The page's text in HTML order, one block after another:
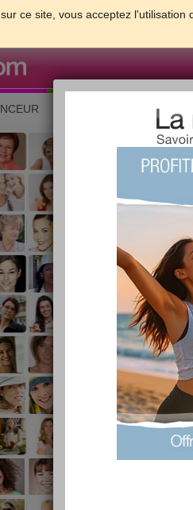
ce site, vous acceptez
FORME &
Les meilleures
PLUS
EFFICACE